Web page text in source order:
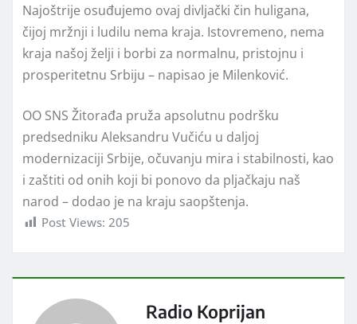
Najoštrije osuđujemo ovaj divljački čin huligana,
čijoj mržnji i ludilu nema kraja. Istovremeno, nema
kraja našoj želji i borbi za normalnu, pristojnu i
prosperitetnu Srbiju – napisao je Milenković.
OO SNS Žitorađa pruža apsolutnu podršku
predsedniku Aleksandru Vučiću u daljoj
modernizaciji Srbije, očuvanju mira i stabilnosti, kao
i zaštiti od onih koji bi ponovo da pljačkaju naš
narod – dodao je na kraju saopštenja.
Post Views: 205
Radio Koprijan